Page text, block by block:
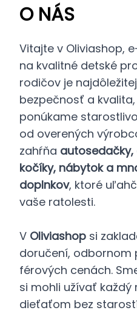
O NÁS
Vitajte v Oliviashop,
na kvalitné detské
rodičov je
bezpečnosť a
ponúkame
od overených
zahŕňa autosedačky,
kočíky, nábytok a
doplnkov, ktoré
vaše ratolesti.
V Oliviashop si
doručení, odbornom
férových cenách.
si mohli užívať
dieťaťom bez